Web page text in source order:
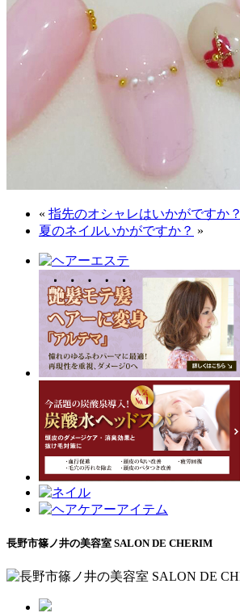
« 指先のオシャレはいかがですか？
夏のネイルいかがですか？ »
長野市篠ノ井の美容室 SALON DE CHERIM